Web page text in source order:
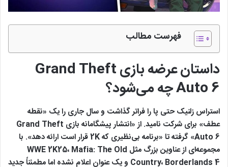
فهرست مطالب
داستان عرضه بازی Grand Theft
Auto 6 چه می‌شود؟
استراس زلنیک حتی پا را فراتر گذاشت و سال جاری را یک «نقطه
عطف» برای شرکت نامید. از «انتشار پیشگامانه بازی Grand Theft
Auto 6» گرفته تا «برنامه بی‌نظیری که 2K قرار است ارائه دهد». با
مجموعه‌ای از عناوین بزرگ مثل WWE 2K25، Mafia: The Old
Country، Borderlands 4 و یک عنوان اعلام‌ نشده اما مطمئناً جدید